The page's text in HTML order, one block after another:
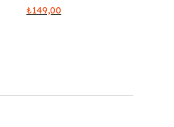
₺149,00